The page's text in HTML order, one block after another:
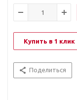
Купить в 1 клик
Поделиться